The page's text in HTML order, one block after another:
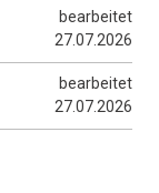
bearbeitet
27.07.2026
bearbeitet
27.07.2026